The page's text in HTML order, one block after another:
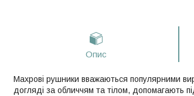
Опис
Махрові рушники вважаються популярними
догляді за обличчям та тілом, допомагають